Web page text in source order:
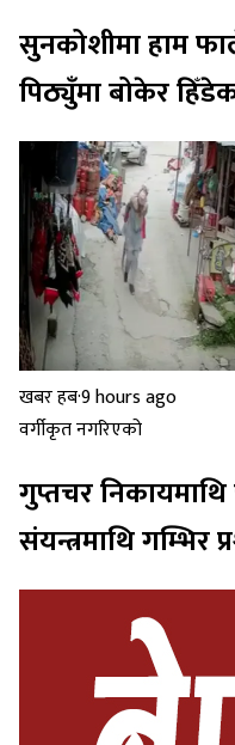
सुनकोशीमा हाम
पिठ्युँमा बोकेर
खबर हब·9 hours ago
वर्गीकृत नगरिएको
गुप्तचर
संयन्त्रमाथि गम्भिर